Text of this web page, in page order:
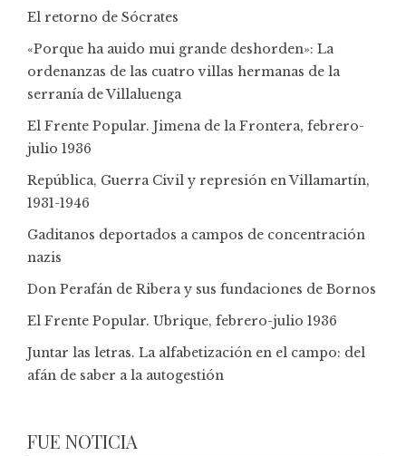
El retorno de Sócrates
«Porque ha auido mui grande deshorden»: La
ordenanzas de las cuatro villas hermanas de la
serranía de Villaluenga
El Frente Popular. Jimena de la Frontera, febrero-
julio 1936
República, Guerra Civil y represión en Villamartín,
1931-1946
Gaditanos deportados a campos de concentración
nazis
Don Perafán de Ribera y sus fundaciones de Bornos
El Frente Popular. Ubrique, febrero-julio 1936
Juntar las letras. La alfabetización en el campo: del
afán de saber a la autogestión
FUE NOTICIA